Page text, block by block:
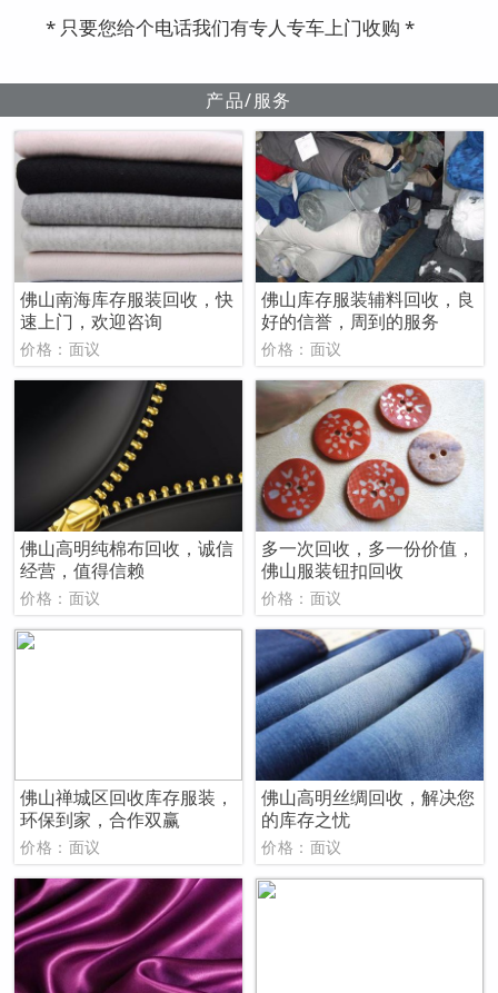
* 只要您给个电话我们有专人专车上门收购 *
产品/服务
佛山南海库存服装回收，快
速上门，欢迎咨询
价格：面议
佛山库存服装辅料回收，良
好的信誉，周到的服务
价格：面议
佛山高明纯棉布回收，诚信
经营，值得信赖
价格：面议
多一次回收，多一份价值，
佛山服装钮扣回收
价格：面议
佛山禅城区回收库存服装，
环保到家，合作双赢
价格：面议
佛山高明丝绸回收，解决您
的库存之忧
价格：面议